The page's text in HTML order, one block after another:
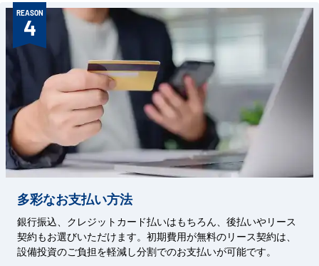
REASON
4
多彩なお支払い方法
銀行振込、クレジットカード払いはもちろん、後払いやリース
契約もお選びいただけます。初期費用が無料のリース契約は、
設備投資のご負担を軽減し分割でのお支払いが可能です。